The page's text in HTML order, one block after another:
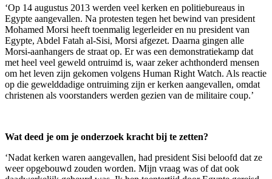
‘Op 14 augustus 2013 werden veel kerken en politiebureaus in
Egypte aangevallen. Na protesten tegen het bewind van president
Mohamed Morsi heeft toenmalig legerleider en nu president van
Egypte, Abdel Fatah al-Sisi, Morsi afgezet. Daarna gingen alle
Morsi-aanhangers de straat op. Er was een demonstratiekamp dat
met heel veel geweld ontruimd is, waar zeker achthonderd mensen
om het leven zijn gekomen volgens Human Right Watch. Als reactie
op die gewelddadige ontruiming zijn er kerken aangevallen, omdat
christenen als voorstanders werden gezien van de militaire coup.’
Wat deed je om je onderzoek kracht bij te zetten?
‘Nadat kerken waren aangevallen, had president Sisi beloofd dat ze
weer opgebouwd zouden worden. Mijn vraag was of dat ook